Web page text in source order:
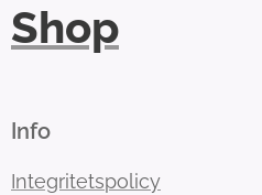
Shop
Info
Integritetspolicy